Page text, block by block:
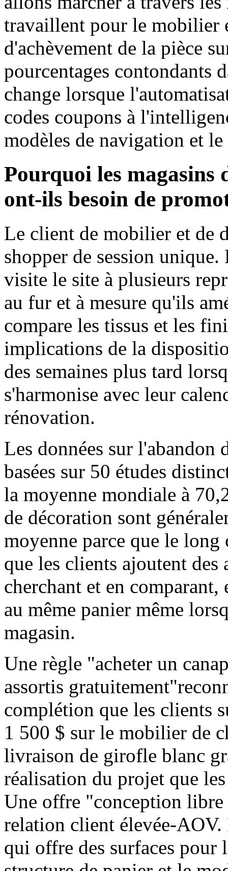
travaillent pour le mobilier
d'achèvement de la pièce
pourcentages contondants
change lorsque
codes coupons à
modèles de navigation et
Pourquoi les magasins
ont-ils besoin de
Le client de mobilier et de
shopper de session
visite le site à plusieurs
au fur et à mesure qu'ils
compare les tissus et les
implications de la
des semaines plus tard
s'harmonise avec leur
rénovation.
Les données sur
basées sur 50 études
la moyenne mondiale à
de décoration sont
moyenne parce que le
que les clients ajoutent
cherchant et en
au même panier même
magasin.
Une règle "acheter un
assortis
complétion que les clients
1 500 $ sur le mobilier de
livraison de girofle blanc
réalisation du projet que
Une offre "conception
relation client élevée-
qui offre des surfaces pour